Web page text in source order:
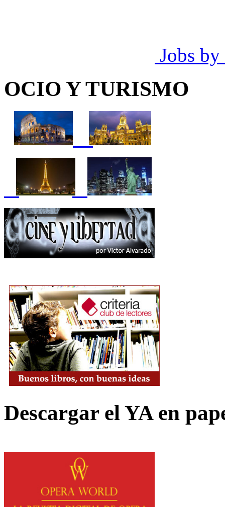
Jobs by
OCIO Y TURISMO
Descargar el YA en